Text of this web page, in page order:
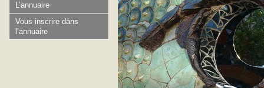
L’annuaire
Vous inscrire dans
l’annuaire